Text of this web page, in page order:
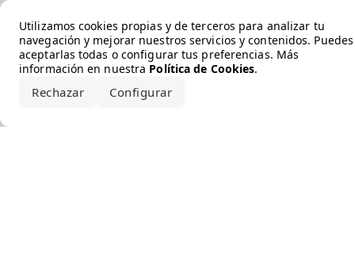
Utilizamos cookies propias y de terceros para analizar tu
navegación y mejorar nuestros servicios y contenidos. Puedes
aceptarlas todas o configurar tus preferencias. Más
información en nuestra Política de Cookies.
Rechazar Configurar
Error loading the brand